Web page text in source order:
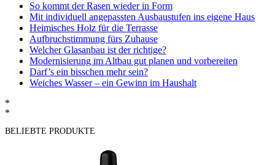
So kommt der Rasen wieder in Form
Mit individuell angepassten Ausbaustufen ins eigene Haus
Heimisches Holz für die Terrasse
Aufbruchstimmung fürs Zuhause
Welcher Glasanbau ist der richtige?
Modernisierung im Altbau gut planen und vorbereiten
Darf’s ein bisschen mehr sein?
Weiches Wasser – ein Gewinn im Haushalt
*
*
BELIEBTE PRODUKTE